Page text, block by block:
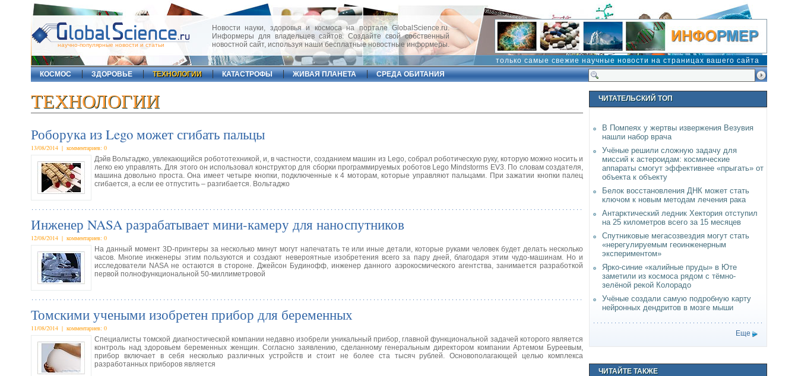
научно-популярные новости и статьи
Новости науки, здоровья и космоса на портале GlobalScience.ru.
Информеры для владельцев сайтов. Создайте свой собственный
новостной сайт, используя наши бесплатные новостные информеры.
только самые свежие научные новости на страницах вашего сайта
КОСМОС
ЗДОРОВЬЕ ТЕХНОЛОГИИ КАТАСТРОФЫ ЖИВАЯ ПЛАНЕТА СРЕДА ОБИТАНИЯ
ТЕХНОЛОГИИ
Роборука из Lego может сгибать пальцы
13/08/2014 | комментариев: 0
Дэйв Вольтаджо, увлекающийся робототехникой, и, в частности, созданием машин из Lego, собрал роботическую руку, которую можно носить и
легко ею управлять. Для этого он использовал конструктор для сборки программируемых роботов Lego Mindstorms EV3. По словам создателя,
машина довольно проста. Она имеет четыре кнопки, подключенные к 4 моторам, которые управляют пальцами. При зажатии кнопки палец
сгибается, а если ее отпустить – разгибается. Вольтаджо
Инженер NASA разрабатывает мини-камеру для наноспутников
12/08/2014 | комментариев: 0
На данный момент 3D-принтеры за несколько минут могут напечатать те или иные детали, которые руками человек будет делать несколько
часов. Многие инженеры этим пользуются и создают невероятные изобретения всего за пару дней, благодаря этим чудо-машинам. Но и
исследователи NASA не остаются в стороне. Джейсон Будинофф, инженер данного аэрокосмического агентства, занимается разработкой
первой полнофункциональной 50-миллиметровой
Томскими учеными изобретен прибор для беременных
11/08/2014 | комментариев: 0
Специалисты томской диагностической компании недавно изобрели уникальный прибор, главной функциональной задачей которого является
контроль над здоровьем беременных женщин. Согласно заявлению, сделанному генеральным директором компании Артемом Буреевым,
прибор включает в себя несколько различных устройств и стоит не более ста тысяч рублей. Основополагающей целью комплекса
разработанных приборов является
ЧИТАТЕЛЬСКИЙ ТОП
В Помпеях у жертвы извержения Везувия
нашли набор врача
Учёные решили сложную задачу для
миссий к астероидам: космические
аппараты смогут эффективнее «прыгать» от
объекта к объекту
Белок восстановления ДНК может стать
ключом к новым методам лечения рака
Антарктический ледник Хектория отступил
на 25 километров всего за 15 месяцев
Спутниковые мегасозвездия могут стать
«нерегулируемым геоинженерным
экспериментом»
Ярко-синие «калийные пруды» в Юте
заметили из космоса рядом с тёмно-
зелёной рекой Колорадо
Учёные создали самую подробную карту
нейронных дендритов в мозге мыши
Еще
ЧИТАЙТЕ ТАКЖЕ